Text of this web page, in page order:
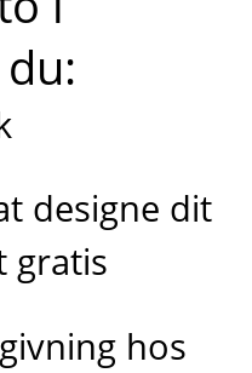
designe dit
gratis
hos